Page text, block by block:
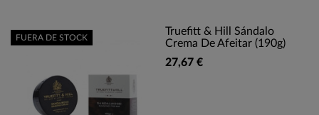
Truefitt & Hill Sándalo
Crema De Afeitar (190g)
27,67 €
FUERA DE STOCK